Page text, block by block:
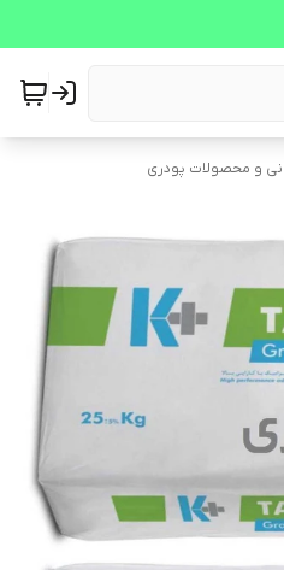
و محصولات پودری